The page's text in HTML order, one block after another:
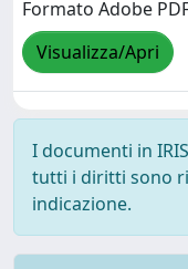
Formato Adobe
Visualizza/Apri
I documenti in
tutti i diritti sono
indicazione.